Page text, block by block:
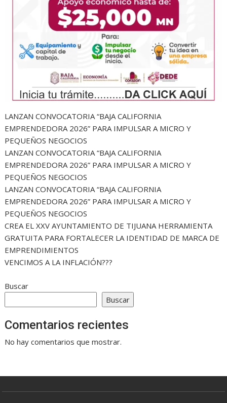
LANZAN CONVOCATORIA “BAJA CALIFORNIA
EMPRENDEDORA 2026” PARA IMPULSAR A MICRO Y
PEQUEÑOS NEGOCIOS
LANZAN CONVOCATORIA “BAJA CALIFORNIA
EMPRENDEDORA 2026” PARA IMPULSAR A MICRO Y
PEQUEÑOS NEGOCIOS
LANZAN CONVOCATORIA “BAJA CALIFORNIA
EMPRENDEDORA 2026” PARA IMPULSAR A MICRO Y
PEQUEÑOS NEGOCIOS
CREA EL XXV AYUNTAMIENTO DE TIJUANA HERRAMIENTA
GRATUITA PARA FORTALECER LA IDENTIDAD DE MARCA DE
EMPRENDIMIENTOS
VENCIMOS A LA INFLACIÓN???
Buscar
Buscar
Comentarios recientes
No hay comentarios que mostrar.